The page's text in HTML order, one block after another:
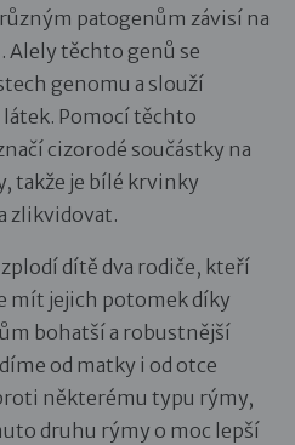
patogenům závisí na
Alely těchto genů se
genomu a slouží
Pomocí těchto
cizorodé součástky na
takže je bílé krvinky
zlikvidovat.
dítě dva rodiče, kteří
mít jejich potomek díky
bohatší a robustnější
od matky i od otce
některému typu rýmy,
druhu rýmy o moc lepší